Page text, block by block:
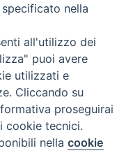
Cookie
nella
all'utilizzo dei
puoi avere
utilizzati e
Cliccando su
proseguirai
cookie tecnici.
nellacookie